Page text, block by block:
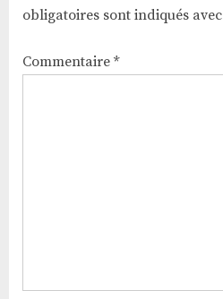
obligatoires sont indiqués avec
Commentaire *